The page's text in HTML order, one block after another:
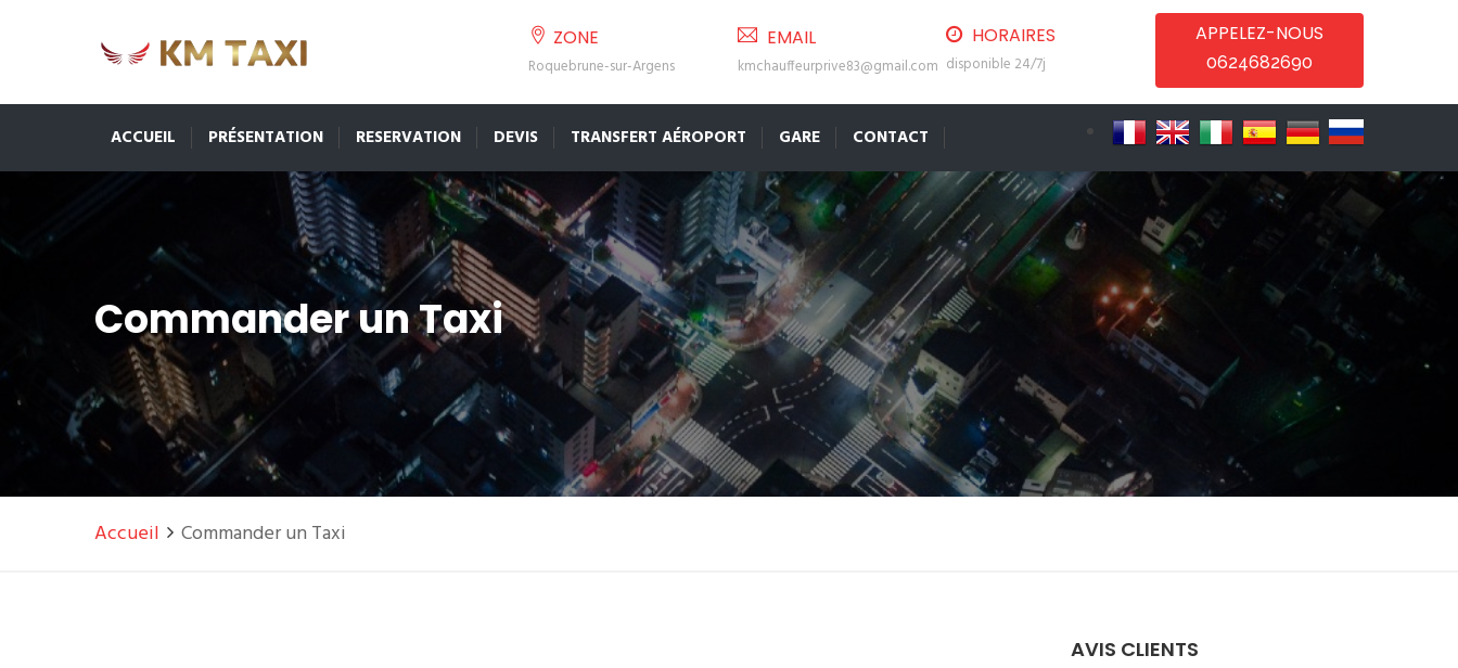
ZONE
Roquebrune-sur-Argens
EMAIL
kmchauffeurprive83@gmail.com
HORAIRES
disponible 24/7j
APPELEZ-NOUS
0624682690
ACCUEIL PRÉSENTATION RESERVATION DEVIS TRANSFERT AÉROPORT GARE CONTACT
Commander un Taxi
Accueil Commander un Taxi
AVIS CLIENTS